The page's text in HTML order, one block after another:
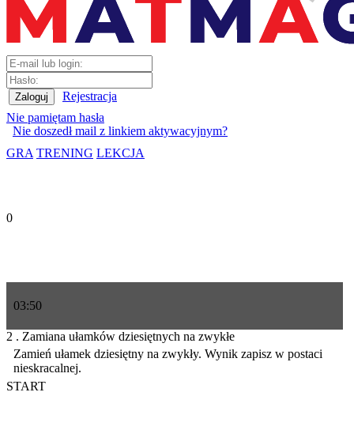
Rejestracja
Nie pamiętam hasła
Nie doszedł mail z linkiem aktywacyjnym?
GRA TRENING LEKCJA
0
03:50
2 . Zamiana ułamków dziesiętnych na zwykłe
Zamień ułamek dziesiętny na zwykły. Wynik zapisz w postaci
nieskracalnej.
START